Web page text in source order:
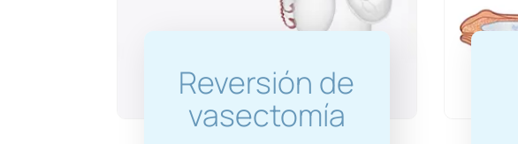
Reversión de
vasectomía